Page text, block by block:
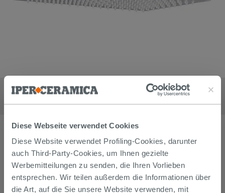
Diese Webseite verwendet Cookies
Diese Website verwendet Profiling-Cookies, darunter
auch Third-Party-Cookies, um Ihnen gezielte
Werbemitteilungen zu senden, die Ihren Vorlieben
entsprechen. Wir teilen außerdem die Informationen über
die Art, auf die Sie unsere Website verwenden, mit
Kopfbrause Low Square 30x20 cm aus verchromtem Edelstahl
AISI 304
59,90€